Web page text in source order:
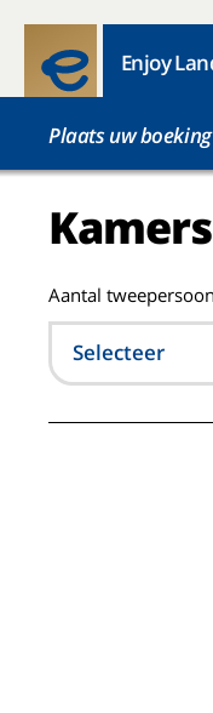
Enjoy
Plaats uw boeking
Aantal
Selecteer